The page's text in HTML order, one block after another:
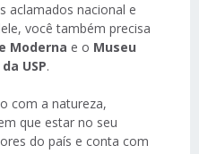
aclamados nacional e
você também precisa
Moderna e o Museu
USP.
com a natureza,
que estar no seu
do país e conta com